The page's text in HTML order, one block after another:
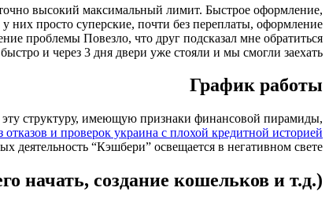
высокий максимальный лимит. Быстрое оформление,
них просто суперские, почти без переплаты, оформление
проблемы Повезло, что друг подсказал мне обратиться
и через 3 дня двери уже стояли и мы смогли заехать.
График работы
эту структуру, имеющую признаки финансовой пирамиды,
отказов и проверок украина с плохой кредитной историей
деятельность “Кэшбери” освещается в негативном свете.
начать, создание кошельков и т.д.)